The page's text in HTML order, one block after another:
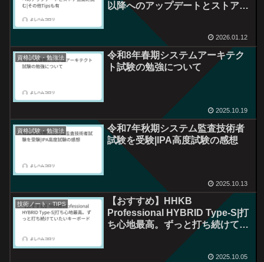
以降へのアップデートとストア公
開に挑む|その他Tipsも有
2026.01.12
資格試験・勉強法
令和8年春期システムアーキテク
ト試験の勉強について
2025.10.19
資格試験・勉強法
令和7年秋期システム監査技術者
試験を受験|IPA高度試験の感想
2025.10.13
技術ノート・TIPS
【おすすめ】HHKB
Professional HYBRID Type-S|打
ち心地最高。ずっと打ち続けてい
2025.10.05